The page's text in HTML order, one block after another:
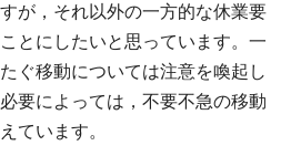
が，それ以外の一方的な休業要
とにしたいと思っています。一
ぐ移動については注意を喚起し
要によっては，不要不急の移動
ています。